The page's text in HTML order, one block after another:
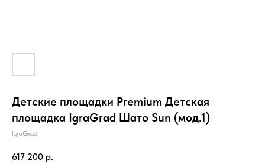
Детские площадки Premium Детская
площадка IgraGrad Шато Sun (мод.1)
IgraGrad
617 200 р.